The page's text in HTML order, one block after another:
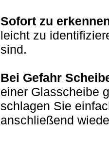
Sofort zu
leicht zu
sind.
Bei Gefahr
einer Glasscheibe
schlagen Sie
anschließend